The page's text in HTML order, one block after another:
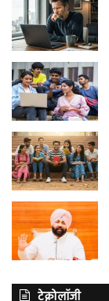
टेक्नोलॉजी